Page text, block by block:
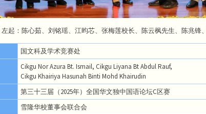
左起：陈心茹、刘铭瑶、江昀芯、张梅莲校长、陈云枫先生、陈兆锋
国文科及学术竞赛处
Cikgu Nor Azura Bt. Ismail, Cikgu Liyana Bt Abdul Rauf,
Cikgu Khairiya Hasunah Binti Mohd Khairudin
第三十三届（2025年）全国华文独中国语论坛C区赛
雪隆华校董事会联合会